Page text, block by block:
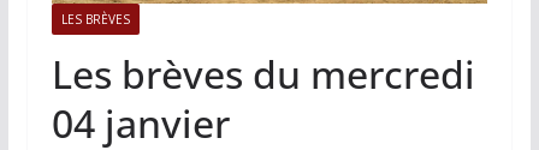
LES BRÈVES
Les brèves du mercredi
04 janvier